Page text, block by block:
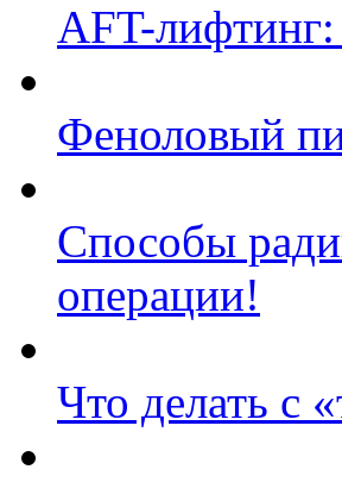
AFT-
Феноловый
Способы
операции!
Что делать с